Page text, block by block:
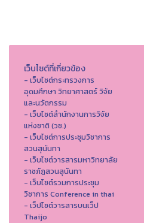
เว็บไซต์ที่เกี่ยวข้อง
- เว็บไซต์กระทรวงการ
อุดมศึกษา วิทยาศาสตร์ วิจัย
และนวัตกรรม
- เว็บไซต์สำนักงานการวิจัย
แห่งชาติ (วช.)
- เว็บไซต์การประชุมวิชาการ
สวนสุนันทา
- เว็บไซต์วารสารมหาวิทยาลัย
ราชภัฏสวนสุนันทา
- เว็บไซต์รวมการประชุม
วิชาการ Conference in thai
- เว็ปไซต์วารสารบนเว็ป
Thaijo